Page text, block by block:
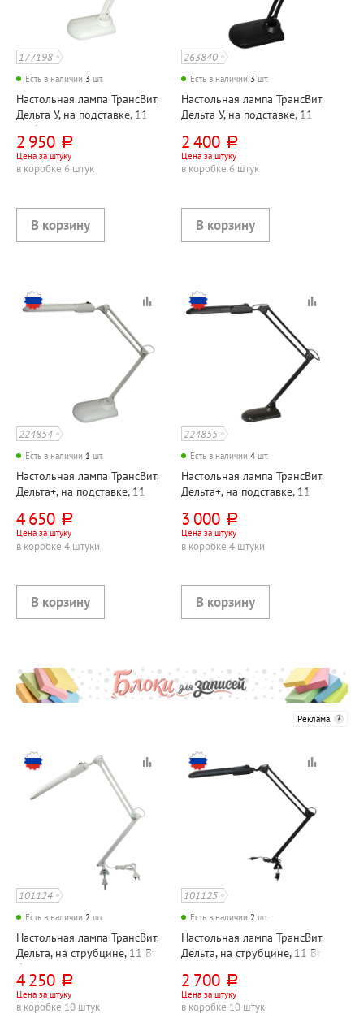
177198
Есть в наличии 3 шт.
Настольная лампа ТрансВит,
Дельта У, на подставке, 11
Вт, белый, 2G7, кнопочный,
металл+пластик, лампа в
комплекте
2 950 руб.
Цена за штуку
в коробке 6 штук
263840
Есть в наличии 3 шт.
Настольная лампа ТрансВит,
Дельта У, на подставке, 11
металл+пластик, лампа в
комплекте
2 400 руб.
Цена за штуку
в коробке 6 штук
224854
Есть в наличии 1 шт.
Настольная лампа ТрансВит,
Дельта+, на подставке, 11
металл
4 650 руб.
Цена за штуку
в коробке 4 штуки
224855
Есть в наличии 4 шт.
Настольная лампа ТрансВит,
Дельта+, на подставке, 11
металл
3 000 руб.
Цена за штуку
в коробке 4 штуки
Реклама
101124
Есть в наличии 2 шт.
Настольная лампа ТрансВит,
Дельта, на струбцине, 11 Вт,
белая, 2G7, кнопочная,
металл, лампа в комплекте
4 250 руб.
Цена за штуку
в коробке 10 штук
101125
Есть в наличии 2 шт.
Настольная лампа ТрансВит,
Дельта, на струбцине, 11 Вт,
металл, лампа в комплекте
2 700 руб.
Цена за штуку
в коробке 10 штук